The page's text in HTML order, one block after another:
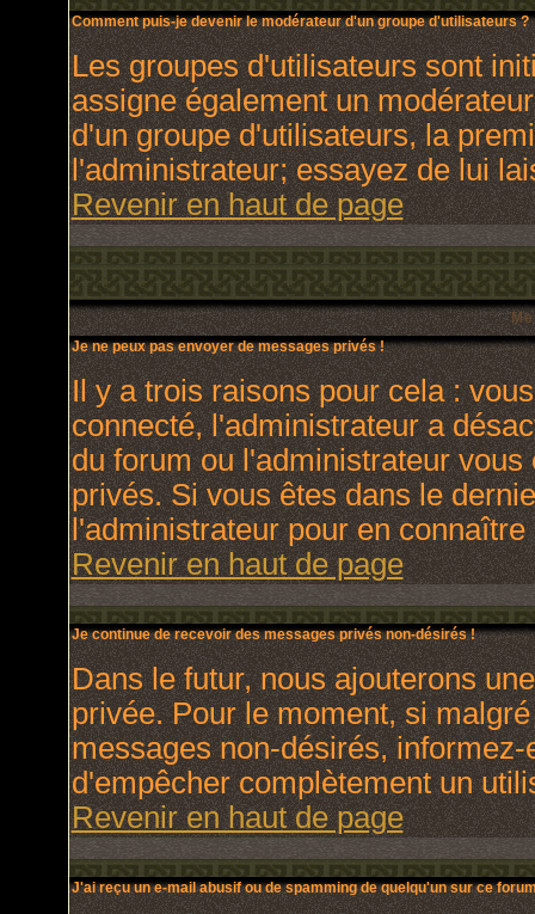
Comment puis-je devenir le modérateur d'un groupe d'utilisateurs ?
Les groupes d'utilisateurs sont
assigne également un
d'un groupe d'utilisateurs, la
l'administrateur; essayez de lui
Revenir en haut de page
Je ne peux pas envoyer de messages privés !
Il y a trois raisons pour cela :
connecté, l'administrateur a
du forum ou l'administrateur
privés. Si vous êtes dans le
l'administrateur pour en connaître
Revenir en haut de page
Je continue de recevoir des messages privés non-désirés !
Dans le futur, nous ajouterons
privée. Pour le moment, si
messages non-désirés,
d'empêcher complètement un
Revenir en haut de page
J'ai reçu un e-mail abusif ou de spamming de quelqu'un sur ce